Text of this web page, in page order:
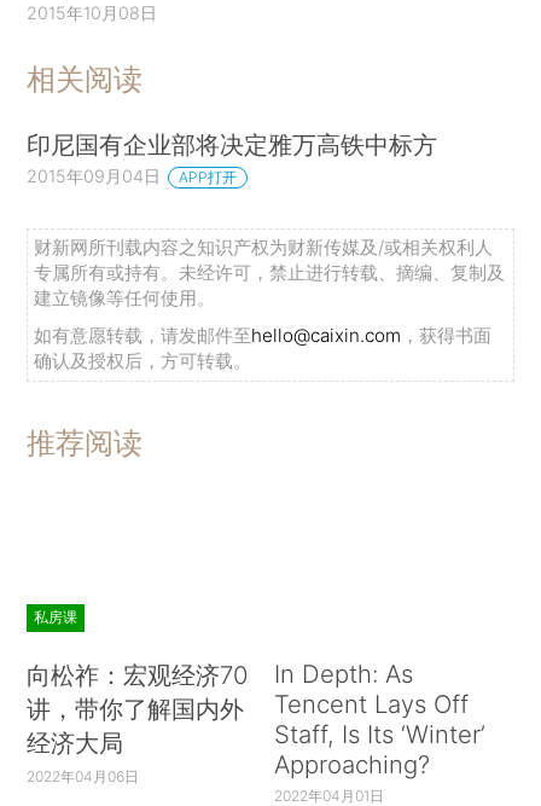
2015年10月08日
相关阅读
印尼国有企业部将决定雅万高铁中标方
2015年09月04日 APP打开
财新网所刊载内容之知识产权为财新传媒及/或相关权利人
专属所有或持有。未经许可，禁止进行转载、摘编、复制及
建立镜像等任何使用。
如有意愿转载，请发邮件至hello@caixin.com ，获得书面
确认及授权后，方可转载。
推荐阅读
私房课
向松祚：宏观经济70
讲，带你了解国内外
经济大局
2022年04月06日
In Depth: As
Tencent Lays Off
Staff, Is Its ‘Winter’
Approaching?
2022年04月01日